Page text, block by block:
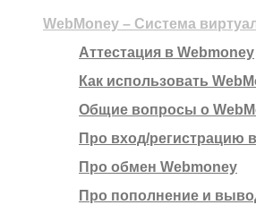
WebMoney – Система
Аттестация в Webmoney
Как использовать
Общие вопросы о
Про вход/регистрацию
Про обмен Webmoney
Про пополнение и